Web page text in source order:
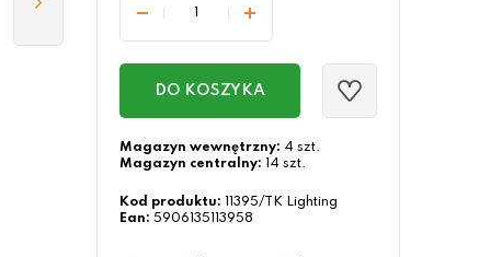
DO KOSZYKA
Magazyn wewnętrzny: 4 szt.
Magazyn centralny: 14 szt.
Kod produktu:
11395/TK Lighting
Ean: 5906135113958